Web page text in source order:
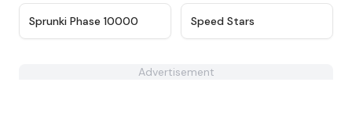
★
Sprunki Phase 10000 ​​Speed Stars​
Advertisement